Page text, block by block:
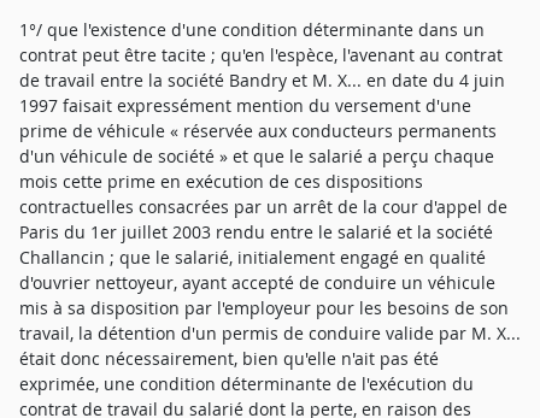
1°/ que l'existence d'une condition déterminante dans un
contrat peut être tacite ; qu'en l'espèce, l'avenant au contrat
de travail entre la société Bandry et M. X... en date du 4 juin
1997 faisait expressément mention du versement d'une
prime de véhicule « réservée aux conducteurs permanents
d'un véhicule de société » et que le salarié a perçu chaque
mois cette prime en exécution de ces dispositions
contractuelles consacrées par un arrêt de la cour d'appel de
Paris du 1er juillet 2003 rendu entre le salarié et la société
Challancin ; que le salarié, initialement engagé en qualité
d'ouvrier nettoyeur, ayant accepté de conduire un véhicule
mis à sa disposition par l'employeur pour les besoins de son
travail, la détention d'un permis de conduire valide par M. X...
était donc nécessairement, bien qu'elle n'ait pas été
exprimée, une condition déterminante de l'exécution du
contrat de travail du salarié dont la perte, en raison des